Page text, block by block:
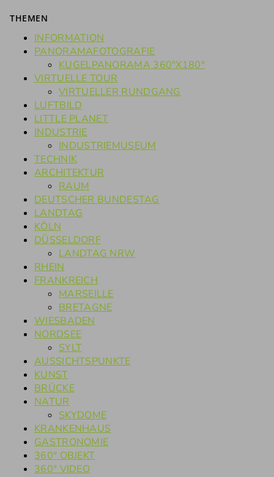
THEMEN
INFORMATION
PANORAMAFOTOGRAFIE
KUGELPANORAMA 360°X180°
VIRTUELLE TOUR
VIRTUELLER RUNDGANG
LUFTBILD
LITTLE PLANET
INDUSTRIE
INDUSTRIEMUSEUM
TECHNIK
ARCHITEKTUR
RAUM
DEUTSCHER BUNDESTAG
LANDTAG
KÖLN
DÜSSELDORF
LANDTAG NRW
RHEIN
FRANKREICH
MARSEILLE
BRETAGNE
WIESBADEN
NORDSEE
SYLT
AUSSICHTSPUNKTE
KUNST
BRÜCKE
NATUR
SKYDOME
KRANKENHAUS
GASTRONOMIE
360° OBJEKT
360° VIDEO